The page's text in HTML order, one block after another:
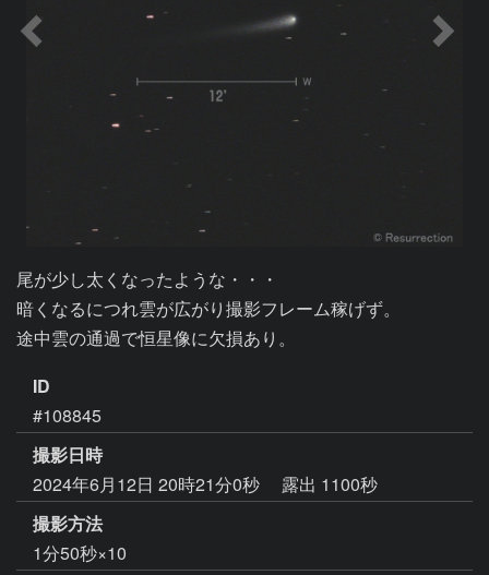
尾が少し太くなったような・・・
暗くなるにつれ雲が広がり撮影フレーム稼げず。
ID
#108845
撮影日時
2024年6月12日 20時21分0秒
露出 1100秒
撮影方法
1分50秒×10